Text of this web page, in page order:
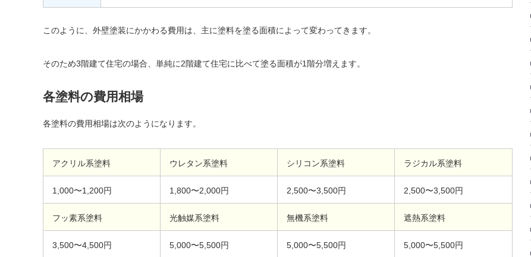
このように、外壁塗装にかかわる費用は、主に塗料を塗る面積によって変わってきます。
そのため3階建て住宅の場合、単純に2階建て住宅に比べて塗る面積が1階分増えます。
各塗料の費用相場
各塗料の費用相場は次のようになります。
アクリル系塗料 ウレタン系塗料 シリコン系塗料 ラジカル系塗料
1,000〜1,200円 1,800〜2,000円 2,500〜3,500円 2,500〜3,500円
フッ素系塗料 光触媒系塗料 無機系塗料 遮熱系塗料
3,500〜4,500円 5,000〜5,500円 5,000〜5,500円 5,000〜5,500円